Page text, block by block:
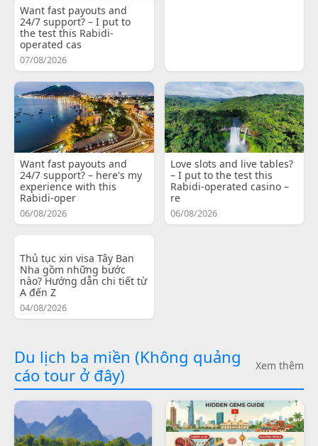
Want fast payouts and
24/7 support? – I put to
the test this Rabidi-
operated cas
07/08/2026
Want fast payouts and
24/7 support? – here's my
experience with this
Rabidi-oper
06/08/2026
Love slots and live tables?
– I put to the test this
Rabidi-operated casino –
re
06/08/2026
Thủ tục xin visa Tây Ban
Nha gồm những bước
nào? Hướng dẫn chi tiết từ
A đến Z
04/08/2026
Du lịch ba miền (Không quảng
cáo tour ở đây)
Xem thêm